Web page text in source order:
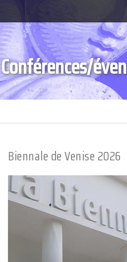
Conférences/
Biennale de Venise 2026